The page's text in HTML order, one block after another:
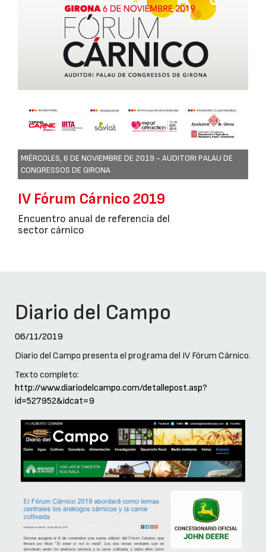
MIÉRCOLES, 6 DE NOVIEMBRE DE 2019 - AUDITORI PALAU DE
CONGRESSOS DE GIRONA
IV Fórum Cárnico 2019
Encuentro anual de referencia del
sector cárnico
Diario del Campo
06/11/2019
Diario del Campo presenta el programa del IV Fórum Cárnico.
Texto completo:
http://www.diariodelcampo.com/detallepost.asp?
id=527952&idcat=9